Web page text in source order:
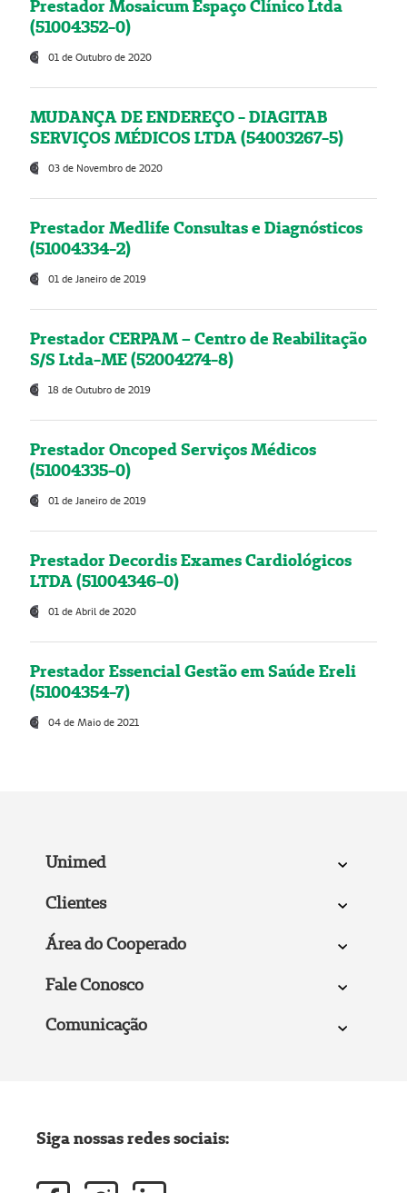
Prestador Mosaicum Espaço Clínico Ltda
(51004352-0)
01 de Outubro de 2020
MUDANÇA DE ENDEREÇO - DIAGITAB
SERVIÇOS MÉDICOS LTDA (54003267-5)
03 de Novembro de 2020
Prestador Medlife Consultas e Diagnósticos
(51004334-2)
01 de Janeiro de 2019
Prestador CERPAM – Centro de Reabilitação
S/S Ltda-ME (52004274-8)
18 de Outubro de 2019
Prestador Oncoped Serviços Médicos
(51004335-0)
01 de Janeiro de 2019
Prestador Decordis Exames Cardiológicos
LTDA (51004346-0)
01 de Abril de 2020
Prestador Essencial Gestão em Saúde Ereli
(51004354-7)
04 de Maio de 2021
Unimed
Clientes
Área do Cooperado
Fale Conosco
Comunicação
Siga nossas redes sociais: